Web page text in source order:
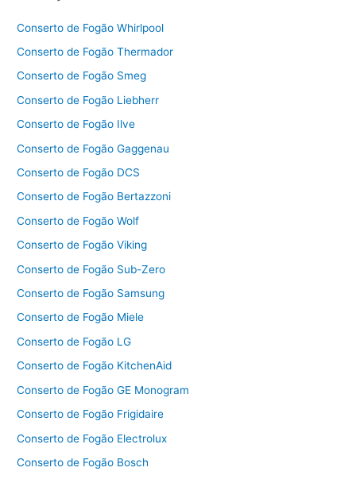
Conserto de Fogão Whirlpool
Conserto de Fogão Thermador
Conserto de Fogão Smeg
Conserto de Fogão Liebherr
Conserto de Fogão Ilve
Conserto de Fogão Gaggenau
Conserto de Fogão DCS
Conserto de Fogão Bertazzoni
Conserto de Fogão Wolf
Conserto de Fogão Viking
Conserto de Fogão Sub-Zero
Conserto de Fogão Samsung
Conserto de Fogão Miele
Conserto de Fogão LG
Conserto de Fogão KitchenAid
Conserto de Fogão GE Monogram
Conserto de Fogão Frigidaire
Conserto de Fogão Electrolux
Conserto de Fogão Bosch